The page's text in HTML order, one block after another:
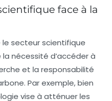
face à la
secteur scientifique
nécessité d’accéder à
et la responsabilité
Par exemple, bien
vise à atténuer les